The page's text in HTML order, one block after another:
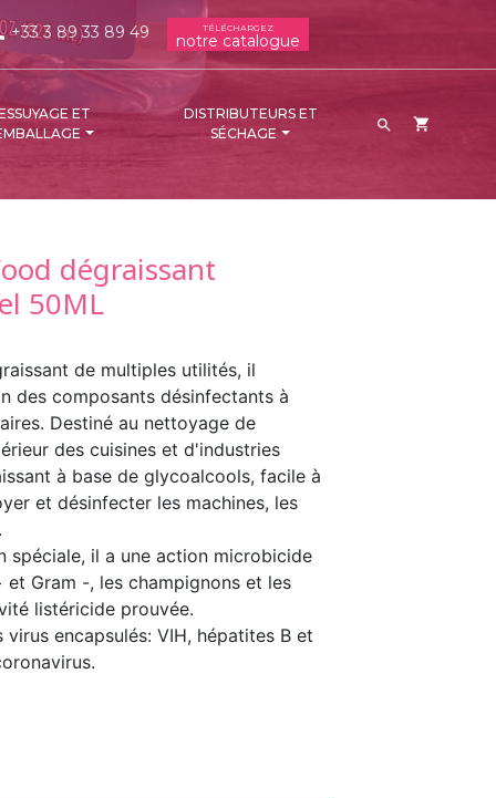
+33 3 89 33 89 49 TÉLÉCHARGEZ
notre catalogue
ET
DISTRIBUTEURS ET
SÉCHAGE
 shopping_cart
dégraissant
50ML
de multiples utilités, il
des composants désinfectants à
Destiné au nettoyage de
des cuisines et d'industries
à base de glycoalcools, facile à
et désinfecter les machines, les
spéciale, il a une action microbicide
Gram -, les champignons et les
listéricide prouvée.
encapsulés: VIH, hépatites B et